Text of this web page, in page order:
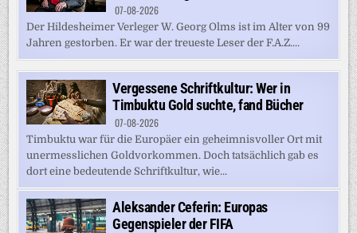
07-08-2026
Der Hildesheimer Verleger W. Georg Olms ist im Alter von 99
Jahren gestorben. Er war der treueste Leser der F.A.Z....
Vergessene Schriftkultur: Wer in
Timbuktu Gold suchte, fand Bücher
07-08-2026
Timbuktu war für die Europäer ein geheimnisvoller Ort mit
unermesslichen Goldvorkommen. Doch tatsächlich gab es
dort eine bedeutende Schriftkultur, wie...
Aleksander Ceferin: Europas
Gegenspieler der FIFA